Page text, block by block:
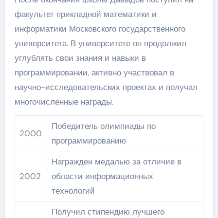
факультет прикладной математики и
информатики Московского государственного
университета. В университете он продолжил
углублять свои знания и навыки в
программировании, активно участвовал в
научно-исследовательских проектах и получал
многочисленные награды.
2000
Победитель олимпиады по
программированию
2002
Награжден медалью за отличие в
области информационных
технологий
Получил стипендию лучшего